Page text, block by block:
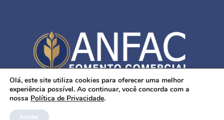
SUPORTADO POR DIVOX TECNOLOGIA
Olá, este site utiliza cookies para oferecer uma melhor
experiência possível. Ao continuar, você concorda com a
nossa Política de Privacidade.
Aceitar